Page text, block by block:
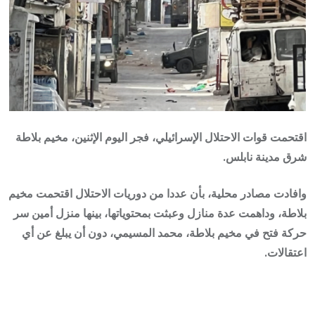
اقتحمت قوات الاحتلال الإسرائيلي، فجر اليوم الإثنين، مخيم بلاطة
شرق مدينة نابلس.
وافادت مصادر محلية، بأن عددا من دوريات الاحتلال اقتحمت مخيم
بلاطة، وداهمت عدة منازل وعبثت بمحتوياتها، بينها منزل أمين سر
حركة فتح في مخيم بلاطة، محمد المسيمي، دون أن يبلغ عن أي
اعتقالات.